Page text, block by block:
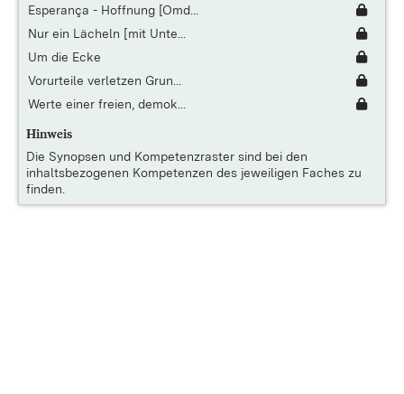
Esperança - Hoffnung [Omd...
Nur ein Lächeln [mit Unte...
Um die Ecke
Vorurteile verletzen Grun...
Werte einer freien, demok...
Hinweis
Die Synopsen und Kompetenzraster sind bei den
inhaltsbezogenen Kompetenzen des jeweiligen Faches zu
finden.